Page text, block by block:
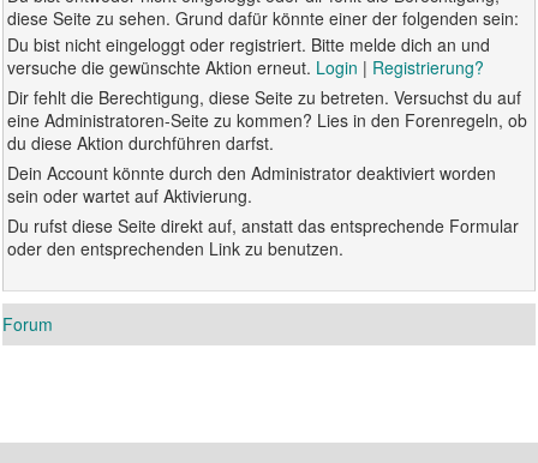
diese Seite zu sehen. Grund dafür könnte einer der folgenden sein:
Du bist nicht eingeloggt oder registriert. Bitte melde dich an und
versuche die gewünschte Aktion erneut. Login | Registrierung?
Dir fehlt die Berechtigung, diese Seite zu betreten. Versuchst du auf
eine Administratoren-Seite zu kommen? Lies in den Forenregeln, ob
du diese Aktion durchführen darfst.
Dein Account könnte durch den Administrator deaktiviert worden
sein oder wartet auf Aktivierung.
Du rufst diese Seite direkt auf, anstatt das entsprechende Formular
oder den entsprechenden Link zu benutzen.
Forum